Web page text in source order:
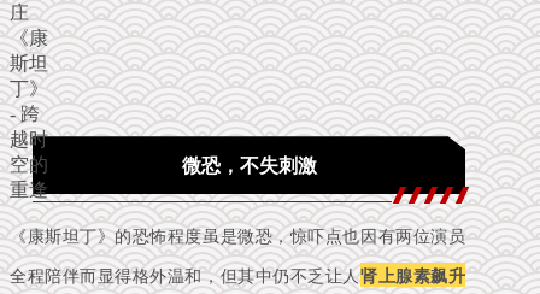
微恐，不失刺激
《康斯坦丁》的恐怖程度虽是微恐，惊吓点也因有两位演员
全程陪伴而显得格外温和，但其中仍不乏让人肾上腺素飙升